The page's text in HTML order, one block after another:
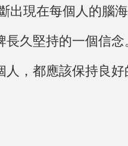
出現在每個人的腦
長久堅持的一個信
，都應該保持良好